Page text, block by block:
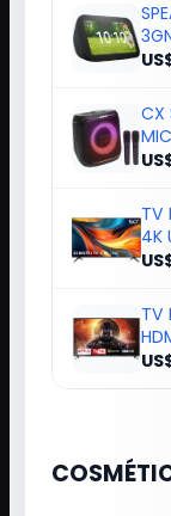
CX
TV
4K
TV